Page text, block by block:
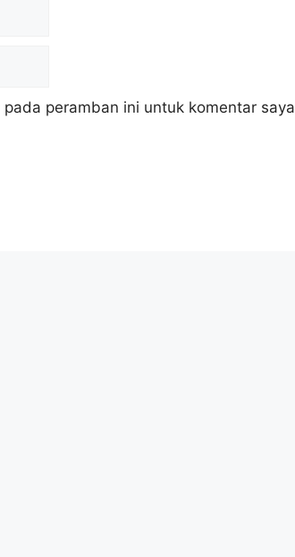
peramban ini untuk komentar saya